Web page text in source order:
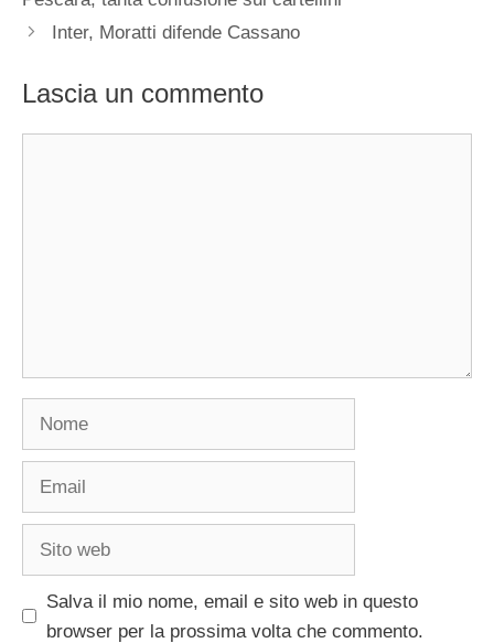
Inter, Moratti difende Cassano
Lascia un commento
Salva il mio nome, email e sito web in questo
browser per la prossima volta che commento.